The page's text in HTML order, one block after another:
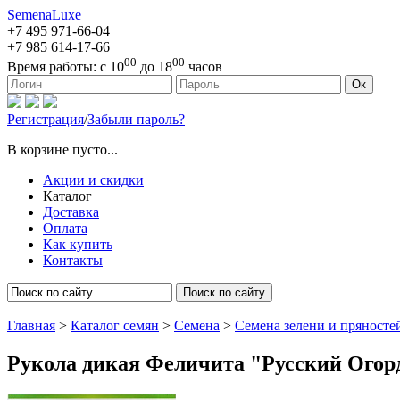
SemenaLuxe
+7 495 971-66-04
+7 985 614-17-66
Время работы: с 1000 до 1800 часов
127473, г. Москва, ул. Краснопролетарская, д. 16, стр. 1 Ок
Регистрация/Забыли пароль?
В корзине пусто...
Акции и скидки
Каталог
Доставка
Оплата
Как купить
Контакты
Поиск по сайту
Главная > Каталог семян > Семена > Семена зелени и
Рукола дикая Феличита "Русский